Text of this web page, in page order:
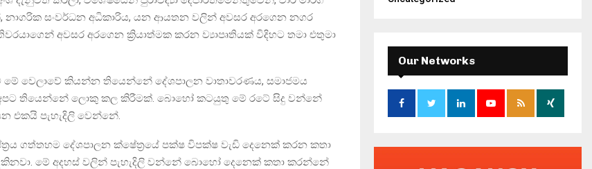
නාගරික සංවර්ධන අධිකාරිය, යන ආයතන වලින් අවසර අරගෙන නගර
අවසර අරගෙන ක්‍රියාත්මක කරන ව්‍යාපෘතියක් විදිහට තමා එතුමා
වෙලාවේ කියන්න තියෙන්නේ දේශපාලන වාතාවරණය, සමාජමය
අපට තියෙන්නේ ලොකු කල කිරීමක්. බොහෝ කටයුතු මේ රටේ සිදු වන්නේ
එකයි පැහැදිලි වෙන්නේ.
ගත්තහම දේශපාලන ක්ෂේත්‍රයේ පක්ෂ විපක්ෂ වැඩි දෙනෙක් කරන කතා
මේ අදහස් වලින් පැහැදිලි වන්නේ බොහෝ දෙනෙක් කතා කරන්නේ
Our Networks